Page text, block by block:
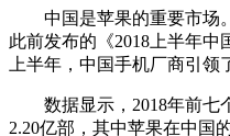
中国是苹果的重要市场。
此前发布的《2018上半年中
上半年，中国手机厂商引领
数据显示，2018年前七
2.20亿部，其中苹果在中国